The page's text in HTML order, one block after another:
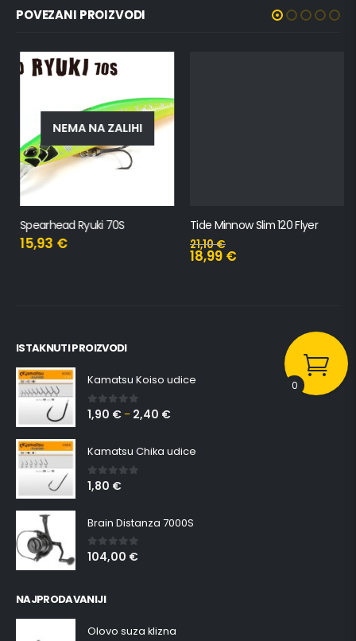
POVEZANI PROIZVODI
NEMA NA ZALIHI
Spearhead Ryuki 70S
15,93 €
Tide Minnow Slim 120 Flyer
21,10€
18,99€
ISTAKNUTI PROIZVODI
Kamatsu Koiso udice
0 out of 5
1,90 € – 2,40 €
Kamatsu Chika udice
0 out of 5
1,80 €
Brain Distanza 7000S
0out of 5
104,00 €
NAJPRODAVANIJI
Olovo suza klizna
0